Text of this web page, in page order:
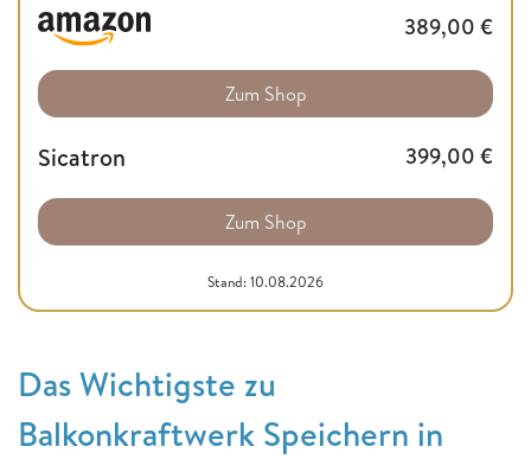
389,00 €
Zum Shop
Sicatron 399,00 €
Zum Shop
Stand: 10.08.2026
Das Wichtigste zu
Balkonkraftwerk Speichern in